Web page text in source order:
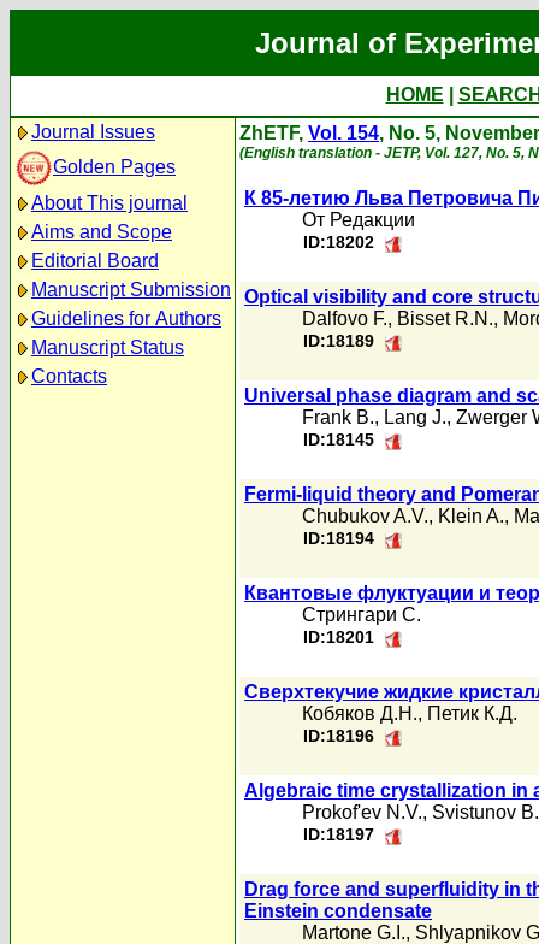
Journal of
HOME
Journal Issues
Golden Pages
About This journal
Aims and Scope
Editorial Board
Manuscript Submission
Guidelines for Authors
Manuscript Status
Contacts
ZhETF, Vol. 154, No. 5,
(English translation - JETP, Vol. 127, No. 5,
К 85-летию Льва Петровича
От Редакции
ID:18202
Optical visibility and core
Dalfovo F., Bisset R.N.,
ID:18189
Universal phase diagram and
Frank B., Lang J., Zwerger
ID:18145
Fermi-liquid theory and
Chubukov A.V., Klein A.,
ID:18194
Квантовые флуктуации и
Стрингари С.
ID:18201
Сверхтекучие жидкие
Кобяков Д.Н., Петик К.Д.
ID:18196
Algebraic time crystallization in
Prokof'ev N.V., Svistunov
ID:18197
Drag force and superfluidity in
Einstein condensate
Martone G.I., Shlyapnikov